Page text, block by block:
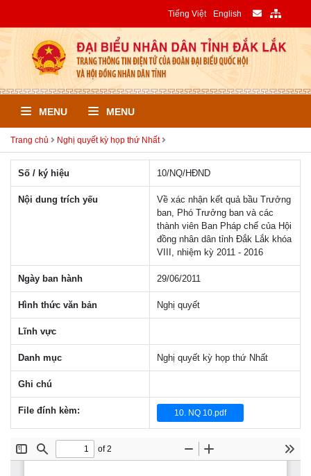
Tiếng Việt English
MENU MENU
Trang chủ Nghị quyết kỳ họp thứ Nhất
Số / ký hiệu 10/NQ/HÐND
Nội dung trích yếu
Về xác nhận kết quả bầu Trưởng
ban, Phó Trưởng ban và các
thành viên Ban Pháp chế của Hội
đồng nhân dân tỉnh Đắk Lắk khóa
VIII, nhiệm kỳ 2011 - 2016
Ngày ban hành 29/06/2011
Hình thức văn bản Nghị quyết
Lĩnh vực
Danh mục Nghị quyết kỳ họp thứ Nhất
Ghi chú
File đính kèm: 10. NQ 10.pdf